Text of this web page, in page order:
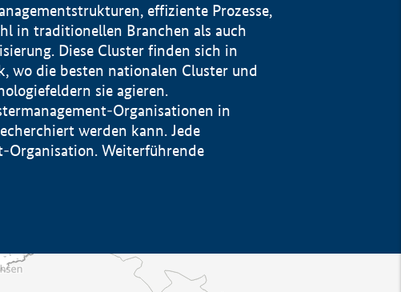
effiziente Prozesse,
in traditionellen Branchen als auch
Diese Cluster finden sich in
wo die besten nationalen Cluster und
sie agieren.
Organisationen in
werden kann. Jede
Organisation. Weiterführende